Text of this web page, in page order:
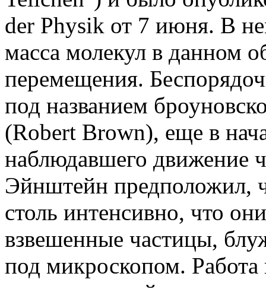
der Physik от 7 июня. В
масса молекул в данном
перемещения.
под названием
(Robert Brown), еще в
наблюдавшего движение
Эйнштейн предположил,
столь интенсивно, что
взвешенные частицы,
под микроскопом.